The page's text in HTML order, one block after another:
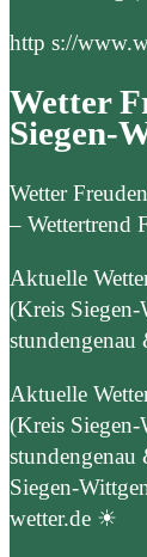
http s://
Wetter
Siegen-
Wetter
– Wettertrend
Aktuelle
(Kreis
Aktuelle
(Kreis
Siegen-
wetter.de ☀